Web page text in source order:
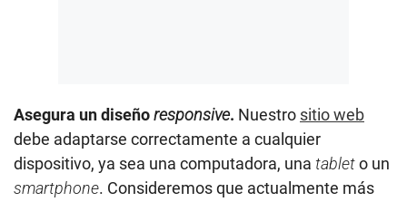
Asegura un diseñoresponsive. Nuestro sitio web
debe adaptarse correctamente a cualquier
dispositivo, ya sea una computadora, una tableto un
smartphone. Consideremos que actualmente más